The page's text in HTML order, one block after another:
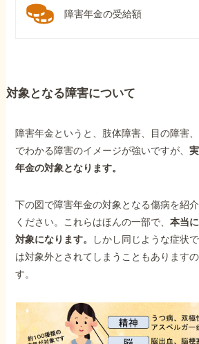
障害年金の受給額
対象となる障害について
障害年金というと、肢体障害、目の障害
でわかる障害のイメージが強いですが、
年金の対象となります。
下の図で障害年金の対象となる傷病を紹
ください。これらはほんの一部で、本当
対象になります。
しかし同じような症状
は対象外とされてしまうこともあります
す。